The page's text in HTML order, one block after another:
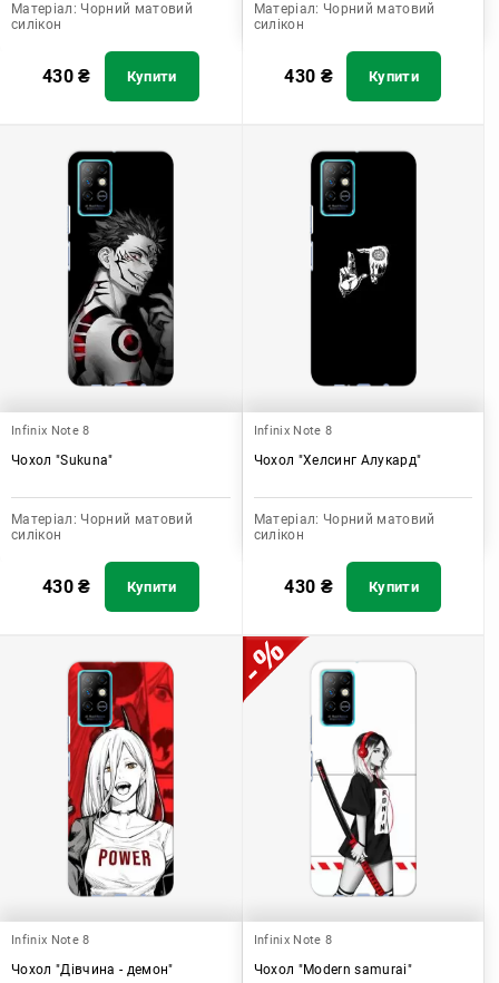
Матеріал: Чорний матовий
силікон
430₴ Купити
Матеріал: Чорний матовий
силікон
430 ₴ Купити
Infinix Note 8
Чохол "Sukuna"
Матеріал: Чорний матовий
силікон
430₴ Купити
Infinix Note 8
Чохол "Хелсинг Алукард"
Матеріал: Чорний матовий
силікон
430 ₴ Купити
Infinix Note 8
Чохол "Дівчина - демон"
Infinix Note 8
Чохол "Modern samurai"